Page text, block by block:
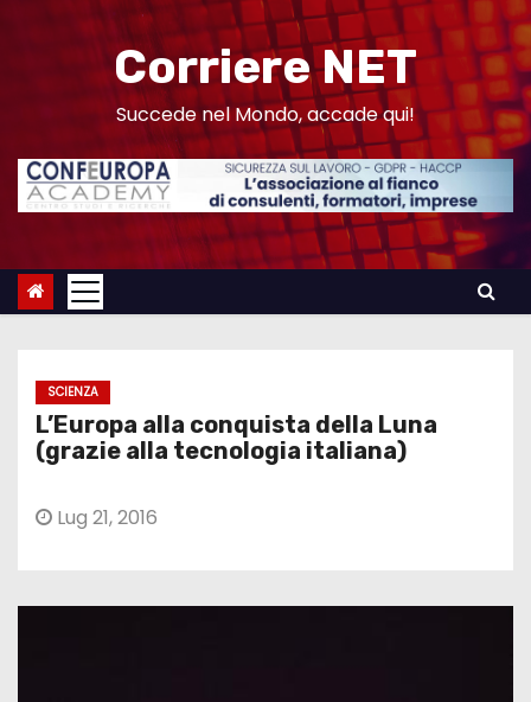
n
Corriere NET
Succede nel Mondo, accade qui!
SCIENZA
L’Europa alla conquista della Luna
(grazie alla tecnologia italiana)
Lug 21, 2016